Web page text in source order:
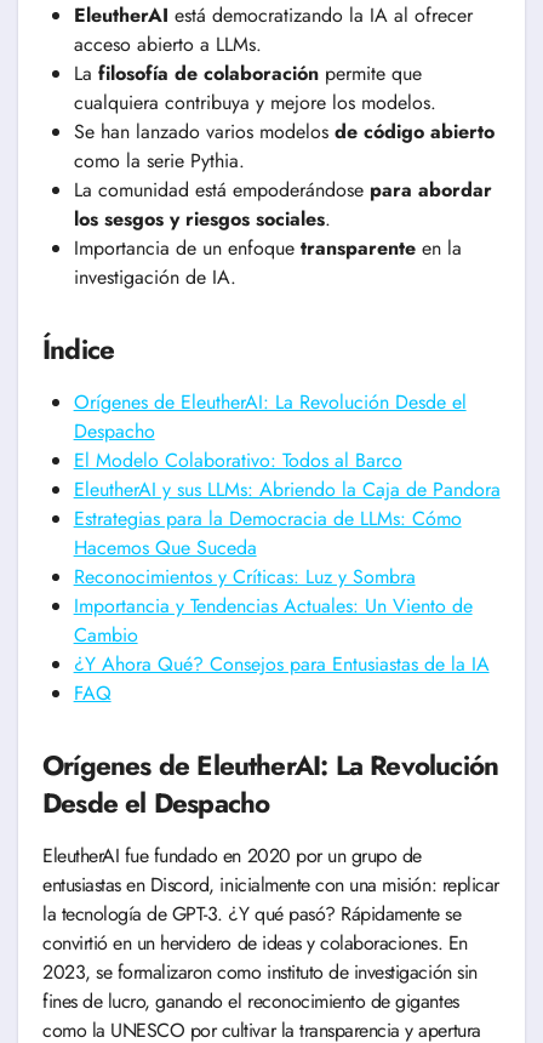
EleutherAI está democratizando la IA al ofrecer
acceso abierto a LLMs.
La filosofía de colaboraciónpermite que
cualquiera contribuya y mejore los modelos.
Se han lanzado varios modelos de código abierto
como la serie Pythia.
La comunidad está empoderándose para abordar
los sesgos y riesgos sociales.
Importancia de un enfoque transparenteen la
investigación de IA.
Índice
Orígenes de EleutherAI: La Revolución Desde el
Despacho
El Modelo Colaborativo: Todos al Barco
EleutherAI y sus LLMs: Abriendo la Caja de Pandora
Estrategias para la Democracia de LLMs: Cómo
Hacemos Que Suceda
Reconocimientos y Críticas: Luz y Sombra
Importancia y Tendencias Actuales: Un Viento de
Cambio
¿Y Ahora Qué? Consejos para Entusiastas de la IA
FAQ
Orígenes de EleutherAI: La Revolución
Desde el Despacho
EleutherAI fue fundado en 2020 por un grupo de
entusiastas en Discord, inicialmente con una misión: replicar
la tecnología de GPT-3. ¿Y qué pasó? Rápidamente se
convirtió en un hervidero de ideas y colaboraciones. En
2023, se formalizaron como instituto de investigación sin
fines de lucro, ganando el reconocimiento de gigantes
como la UNESCO por cultivar la transparencia y apertura